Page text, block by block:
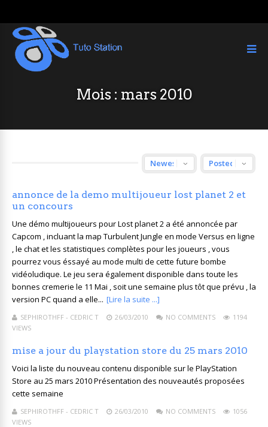
Mois : mars 2010
annonce de la demo multijoueur lost planet 2 et
un concours
Une démo multijoueurs pour Lost planet 2 a été annoncée par
Capcom , incluant la map Turbulent Jungle en mode Versus en ligne
, le chat et les statistiques complètes pour les joueurs , vous
pourrez vous éssayé au mode multi de cette future bombe
vidéoludique. Le jeu sera également disponible dans toute les
bonnes cremerie le 11 Mai , soit une semaine plus tôt que prévu , la
version PC quand a elle... [Lire la suite ...]
SEPHIROTHFF - CEDRIC T 26/03/2010 NO COMMENTS
1194
VIEWS
mise a jour du playstation store du 25 mars 2010
Voici la liste du nouveau contenu disponible sur le PlayStation
Store au 25 mars 2010 Présentation des nouveautés proposées
cette semaine
SEPHIROTHFF - CEDRIC T 26/03/2010 NO COMMENTS
1056
VIEWS